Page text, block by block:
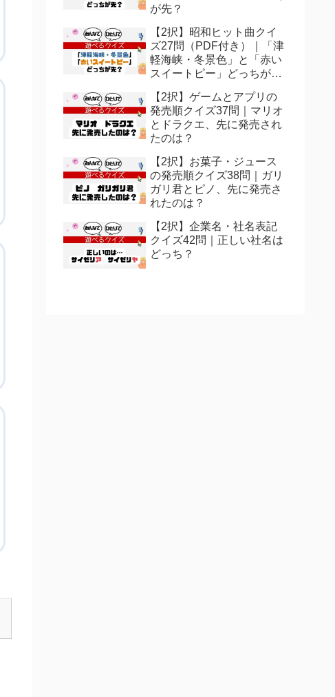
が先？
【2択】昭和ヒット曲クイ
ズ27問（PDF付き）｜「津
軽海峡・冬景色」と「赤い
スイートピー」どっちが
【2択】ゲームとアプリの
発売順クイズ37問｜マリオ
とドラクエ、先に発売され
たのは？
【2択】お菓子・ジュース
の発売順クイズ38問｜ガリ
ガリ君とピノ、先に発売さ
れたのは？
【2択】企業名・社名表記
クイズ42問｜正しい社名は
どっち？